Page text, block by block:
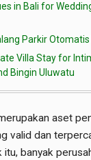
in Bali for
Parkir Otomatis
Villa Stay for
Bingin Uluwatu
aset
valid dan
banyak